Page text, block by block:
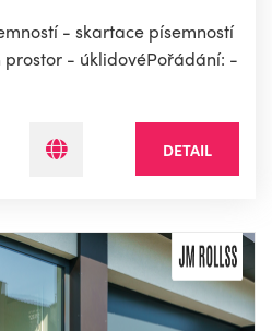
- skartace písemností
- úklidovéPořádání: -
DETAIL